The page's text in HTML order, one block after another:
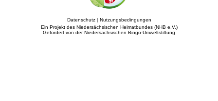
Datenschutz| Nutzungsbedingungen
Ein Projekt des Niedersächsischen Heimatbundes (NHB e.V.)
Gefördert von der Niedersächsischen Bingo-Umweltstiftung